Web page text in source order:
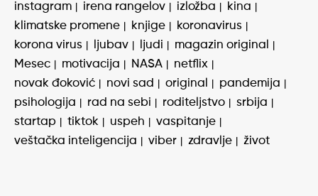
instagram
irena rangelov izložba
kina
klimatske promene
knjige
koronavirus
korona virus
ljubav ljudi
magazin original
Mesec
motivacija NASA
netflix
novak đoković
novi sad original
pandemija
psihologija
rad na sebi roditeljstvo
srbija
startap
tiktok uspeh
vaspitanje
veštačka inteligencija
viber zdravlje život